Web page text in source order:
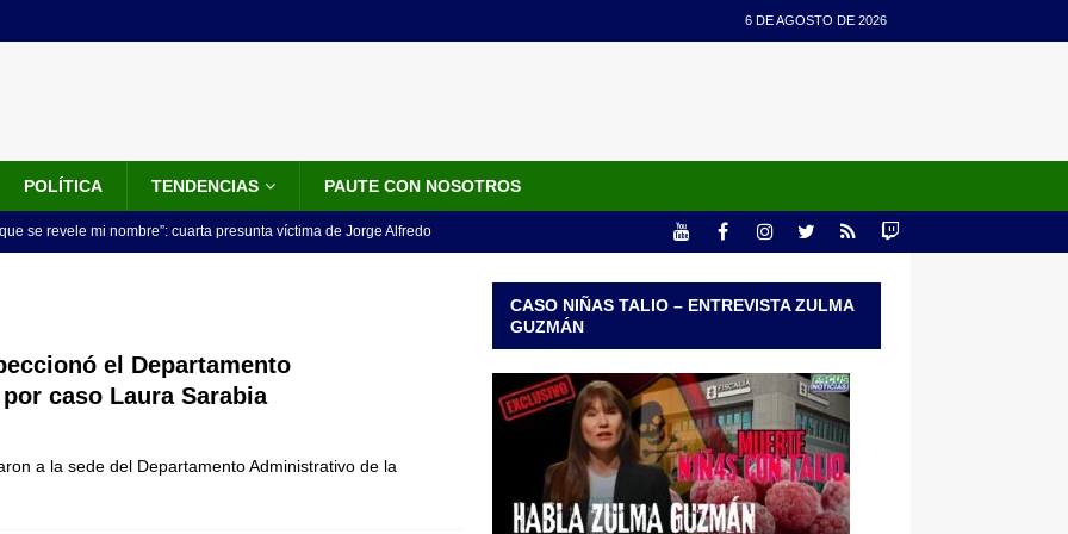
6 DE AGOSTO DE 2026
POLÍTICA TENDENCIAS PAUTE CON NOSOTROS
se revele mi nombre”: cuarta presunta víctima de Jorge Alfredo
accidente de tránsito
tres denunciantes entregan los detalles de porque se
Vargas
examen toxicológico a exdirectora del Dapre Angie Rodríguez
el Departamento
caso Laura Sarabia
a la sede del Departamento Administrativo de la
CASO NIÑAS TALIO – ENTREVISTA ZULMA
GUZMÁN